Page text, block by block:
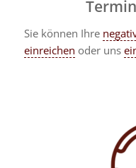
Sie können Ihre
einreichen oder uns